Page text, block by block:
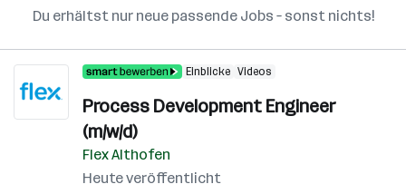
Du erhältst nur neue passende Jobs – sonst nichts!
Einblicke Videos
Process Development Engineer
(m/w/d)
Flex Althofen
Heute veröffentlicht